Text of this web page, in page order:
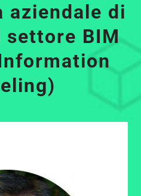
aziendale di
settore BIM